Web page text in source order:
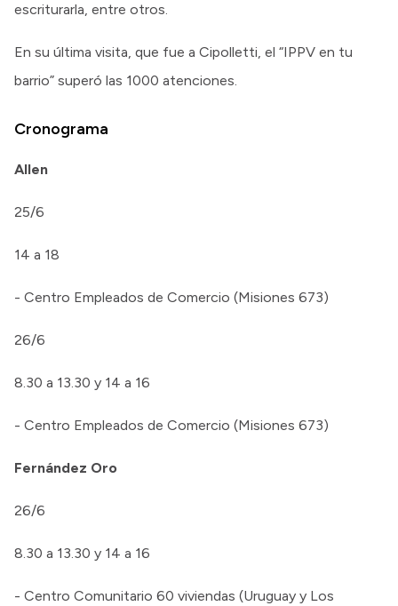
escriturarla, entre otros.
En su última visita, que fue a Cipolletti, el “IPPV en tu
barrio” superó las 1000 atenciones.
Cronograma
Allen
25/6
14 a 18
- Centro Empleados de Comercio (Misiones 673)
26/6
8.30 a 13.30 y 14 a 16
- Centro Empleados de Comercio (Misiones 673)
Fernández Oro
26/6
8.30 a 13.30 y 14 a 16
- Centro Comunitario 60 viviendas (Uruguay y Los